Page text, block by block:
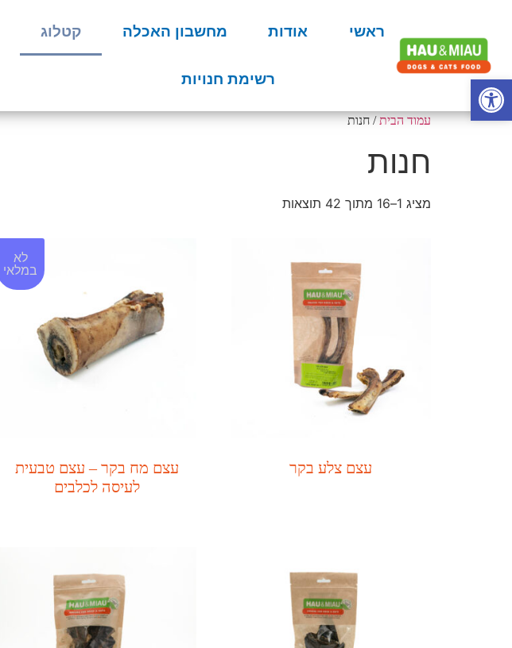
פתח סרגל נגישות
ראשי אודות מחשבון האכלה קטלוג
רשימת חנויות
עמוד הבית/ חנות
חנות
מציג 1–16 מתוך 42 תוצאות
עצם צלע בקר
לא
במלאי
עצם מח בקר – עצם טבעית
לעיסה לכלבים